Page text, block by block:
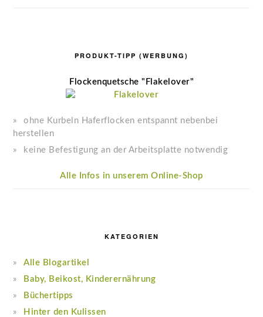
PRODUKT-TIPP (WERBUNG)
Flockenquetsche "Flakelover"
ohne Kurbeln Haferflocken entspannt nebenbei
herstellen
keine Befestigung an der Arbeitsplatte notwendig
Alle Infos in unserem Online-Shop
KATEGORIEN
Alle Blogartikel
Baby, Beikost, Kinderernährung
Büchertipps
Hinter den Kulissen